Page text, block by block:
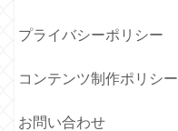
プライバシーポリシー
コンテンツ制作ポリシー
お問い合わせ